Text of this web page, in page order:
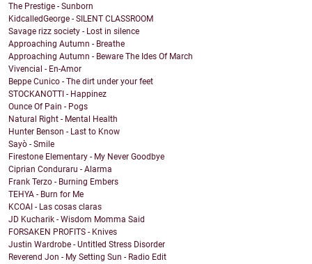
The Prestige - Sunborn
KidcalledGeorge - SILENT CLASSROOM
Savage rizz society - Lost in silence
Approaching Autumn - Breathe
Approaching Autumn - Beware The Ides Of March
Vivencial - En-Amor
Beppe Cunico - The dirt under your feet
STOCKANOTTI - Happinez
Ounce Of Pain - Pogs
Natural Right - Mental Health
Hunter Benson - Last to Know
Sayò - Smile
Firestone Elementary - My Never Goodbye
Ciprian Conduraru - Alarma
Frank Terzo - Burning Embers
TEHYA - Burn for Me
KCOAI - Las cosas claras
JD Kucharik - Wisdom Momma Said
FORSAKEN PROFITS - Knives
Justin Wardrobe - Untitled Stress Disorder
Reverend Jon - My Setting Sun - Radio Edit